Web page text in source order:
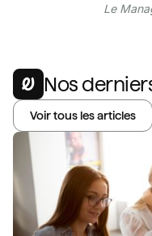
Le
Nos
Voir tous les articles